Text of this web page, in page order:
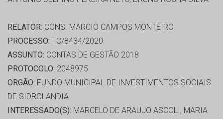
RELATOR: CONS. MARCIO CAMPOS MONTEIRO
PROCESSO: TC/8434/2020
ASSUNTO: CONTAS DE GESTÃO 2018
PROTOCOLO: 2048975
ORGÃO: FUNDO MUNICIPAL DE INVESTIMENTOS SOCIAIS
DE SIDROLANDIA
INTERESSADO(S): MARCELO DE ARAUJO ASCOLI, MARIA